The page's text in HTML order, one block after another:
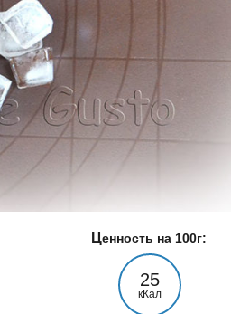
Ценность на 100г:
25
кКал